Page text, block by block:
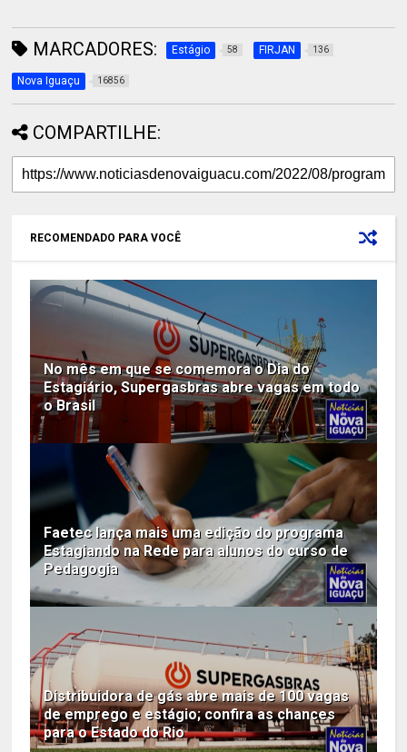
MARCADORES: Estágio 58 FIRJAN 136
Nova Iguaçu 16856
COMPARTILHE:
RECOMENDADO PARA VOCÊ
No mês em que se comemora o Dia do
Estagiário, Supergasbras abre vagas em todo
o Brasil
Faetec lança mais uma edição do programa
Estagiando na Rede para alunos do curso de
Pedagogia
Distribuidora de gás abre mais de 100 vagas
de emprego e estágio; confira as chances
para o Estado do Rio